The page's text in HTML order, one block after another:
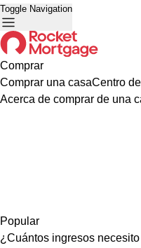
Toggle Navigation
Comprar
Comprar una casaCentro
Acerca de comprar de una
Popular
¿Cuántos ingresos